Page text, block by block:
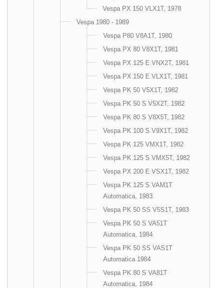
Vespa PX 150 VLX1T, 1978
Vespa 1980 - 1989
Vespa P80 V8A1T, 1980
Vespa PX 80 V8X1T, 1981
Vespa PX 125 E VNX2T, 1981
Vespa PX 150 E VLX1T, 1981
Vespa PK 50 V5X1T, 1982
Vespa PK 50 S V5X2T, 1982
Vespa PK 80 S V8X5T, 1982
Vespa PK 100 S V9X1T, 1982
Vespa PK 125 VMX1T, 1982
Vespa PK 125 S VMX5T, 1982
Vespa PX 200 E VSX1T, 1982
Vespa PK 125 S VAM1T
Automatica, 1983
Vespa PK 50 SS V5S1T, 1983
Vespa PK 50 S VA51T
Automatica, 1984
Vespa PK 50 SS VAS1T
Automatica 1984
Vespa PK 80 S VA81T
Automatica, 1984